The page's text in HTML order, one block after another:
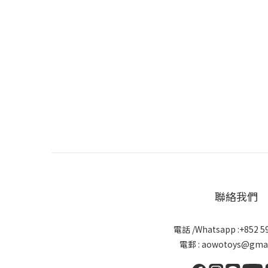
聯絡我們
電話 /Whatsapp :+852
電郵 :